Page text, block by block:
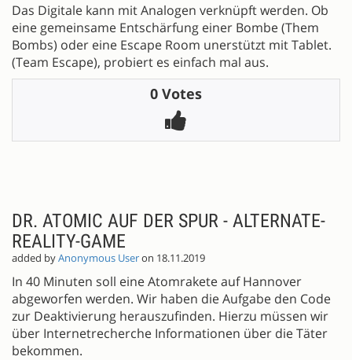
Das Digitale kann mit Analogen verknüpft werden. Ob
eine gemeinsame Entschärfung einer Bombe (Them
Bombs) oder eine Escape Room unerstützt mit Tablet.
(Team Escape), probiert es einfach mal aus.
0 Votes
DR. ATOMIC AUF DER SPUR - ALTERNATE-
REALITY-GAME
added byAnonymous Useron 18.11.2019
In 40 Minuten soll eine Atomrakete auf Hannover
abgeworfen werden. Wir haben die Aufgabe den Code
zur Deaktivierung herauszufinden. Hierzu müssen wir
über Internetrecherche Informationen über die Täter
bekommen.